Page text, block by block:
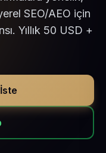
SEO/AEO için
Yıllık 50 USD +